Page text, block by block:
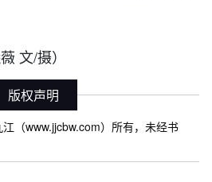
文/摄）
版权声明
（www.jjcbw.com）所有，未经书